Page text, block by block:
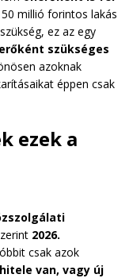
millió forintos lakás
ez az egy
szükséges
azoknak
éppen csak
ezek a
2026.
csak azok
van, vagy új